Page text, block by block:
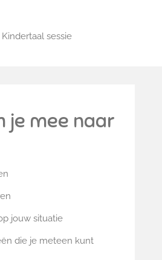
sessie
je mee naar
jouw situatie
die je meteen kunt